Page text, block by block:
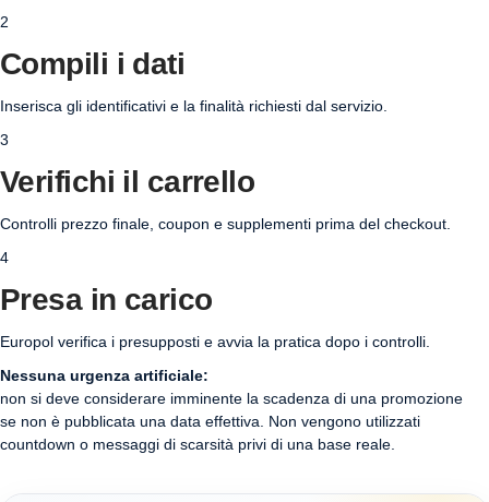
2
Compili i dati
Inserisca gli identificativi e la finalità richiesti dal servizio.
3
Verifichi il carrello
Controlli prezzo finale, coupon e supplementi prima del checkout.
4
Presa in carico
Europol verifica i presupposti e avvia la pratica dopo i controlli.
Nessuna urgenza artificiale:
non si deve considerare imminente la scadenza di una promozione
se non è pubblicata una data effettiva. Non vengono utilizzati
countdown o messaggi di scarsità privi di una base reale.